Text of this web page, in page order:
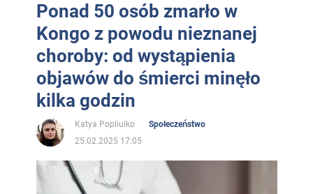
Ponad 50 osób zmarło w
Kongo z powodu nieznanej
choroby: od wystąpienia
objawów do śmierci minęło
kilka godzin
Katya Popliuiko
Społeczeństwo
25.02.2025 17:05